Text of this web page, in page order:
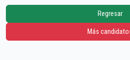
Regresar
Más